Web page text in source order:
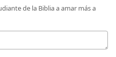
de la Biblia a amar más a